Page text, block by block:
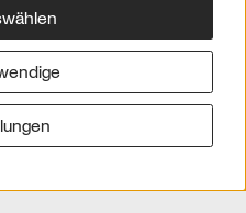
Impressum